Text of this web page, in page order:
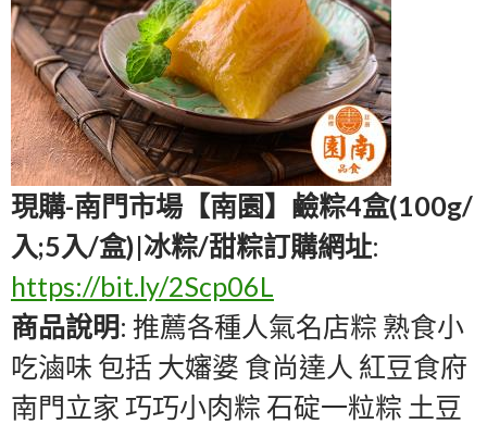
現購-南門市場【南園】鹼粽4盒(100g/
入;5入/盒)|冰粽/甜粽訂購網址:
https://bit.ly/2Scp06L
商品說明: 推薦各種人氣名店粽 熟食小
吃滷味 包括 大嬸婆 食尚達人 紅豆食府
南門立家 巧巧小肉粽 石碇一粒粽 土豆